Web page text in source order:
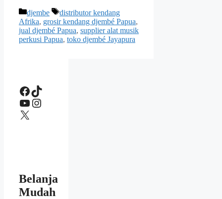
Categories
djembe Tags
distributor kendang
Afrika, grosir kendang djembé Papua,
jual djembé Papua, supplier alat musik
perkusi Papua, toko djembé Jayapura
Facebook
TikTok
YouTube
Instagram
X
Belanja
Mudah